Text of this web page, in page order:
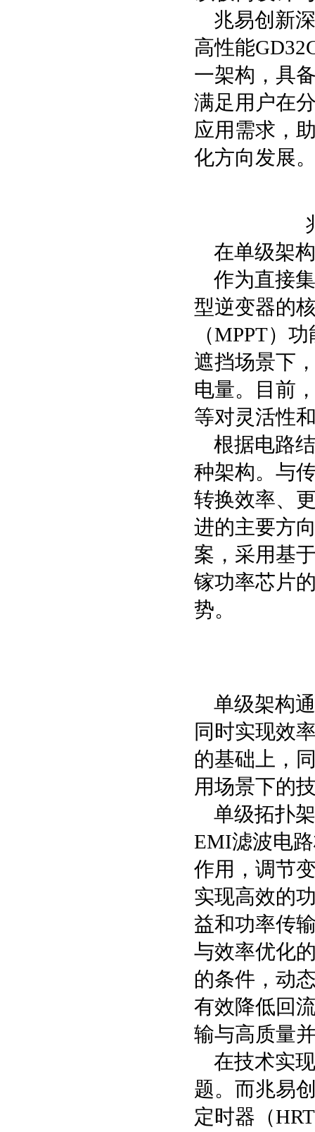
兆易创新
高性能
一架构，具
满足用户在
应用需求，
化方向发展
在单级架
作为直接
型逆变器的
（MPPT）
遮挡场景下
电量。目前
等对灵活性
根据电路
种架构。与
转换效率、
进的主要方
案，采用基
镓功率芯片
势。
单级架构
同时实现效
的基础上，
用场景下的
单级拓扑
EMI滤波电
作用，调节
实现高效的
益和功率传
与效率优化
的条件，动
有效降低回
输与高质量
在技术实
题。而兆易
定时器（